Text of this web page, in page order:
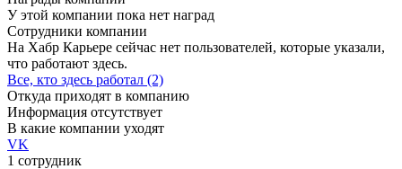
У этой компании пока нет наград
Сотрудники компании
На Хабр Карьере сейчас нет пользователей, которые указали,
что работают здесь.
Все, кто здесь работал (2)
Откуда приходят в компанию
Информация отсутствует
В какие компании уходят
VK
1 сотрудник